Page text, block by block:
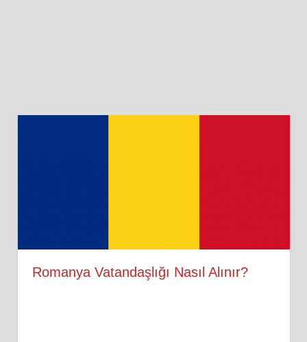
Romanya Vatandaşlığı Nasıl Alınır?